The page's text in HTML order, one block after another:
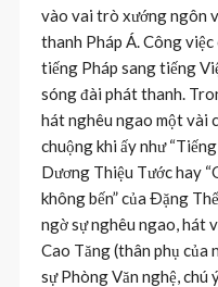
vào vai trò xướng ngôn
thanh Pháp Á. Công
tiếng Pháp sang tiếng
sóng đài phát thanh.
hát nghêu ngao một vài
chuộng khi ấy như
Dương Thiệu Tước hay
không bến” của Ðặng
ngờ sự nghêu ngao, hát
Cao Tăng (thân phụ của
sự Phòng Văn nghệ, chú